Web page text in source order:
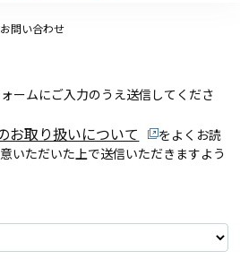
お問い合わせ
ームにご入力のうえ送信してくださ
お取り扱いについて
をよくお読
いただいた上で送信いただきますよう